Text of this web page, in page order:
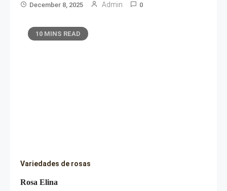
December 8, 2025 Admin 0
10 MINS READ
Variedades de rosas
Rosa Elina